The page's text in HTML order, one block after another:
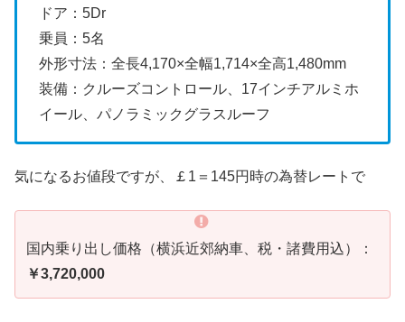
ドア：5Dr
乗員：5名
外形寸法：全長4,170×全幅1,714×全高1,480mm
装備：クルーズコントロール、17インチアルミホ
イール、パノラミックグラスルーフ
気になるお値段ですが、￡1＝145円時の為替レートで
国内乗り出し価格（横浜近郊納車、税・諸費用込）：
￥3,720,000